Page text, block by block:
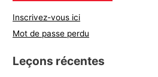
Inscrivez-vous ici
Mot de passe perdu
Leçons récentes